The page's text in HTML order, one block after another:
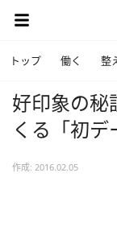
トップ 働く 整
好印象の
くる「初
作成: 2016.02.05